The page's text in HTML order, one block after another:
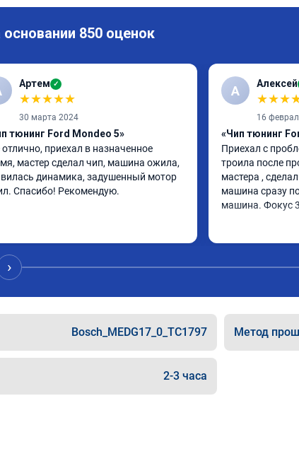
850 оценок
Артем ✓
★★★★★
30 марта 2024
тюнинг Ford Mondeo 5»
отлично, приехал в назначенное
мастер сделал чип, машина ожила,
динамика, задушенный мотор
Спасибо! Рекомендую.
А Алексей
★★★
16
«Чип тюнинг
Приехал с
троила после
мастера ,
машина сразу
машина. Фокус 3
›
Bosch_MEDG17_0_TC1797 Метод
2-3 часа